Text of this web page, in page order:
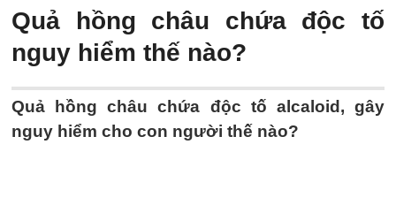
Quả hồng châu chứa độc tố
nguy hiểm thế nào?
Quả hồng châu chứa độc tố alcaloid, gây
nguy hiểm cho con người thế nào?